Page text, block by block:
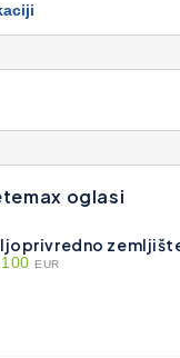
oglasi
EUR